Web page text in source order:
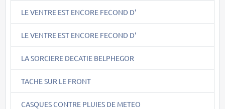
LE VENTRE EST ENCORE FECOND D'
LE VENTRE EST ENCORE FECOND D'
LA SORCIERE DECATIE BELPHEGOR
TACHE SUR LE FRONT
CASQUES CONTRE PLUIES DE METEO